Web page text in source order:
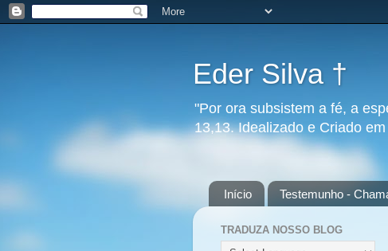
Eder Silva †
"Por ora subsistem a fé, a
13,13. Idealizado e Criado
Início Testemunho -
TRADUZA NOSSO BLOG